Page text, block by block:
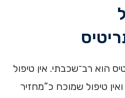
הוא רב־שכבתי. אין טיפול
טיפול שמוכח כ“מחזיר